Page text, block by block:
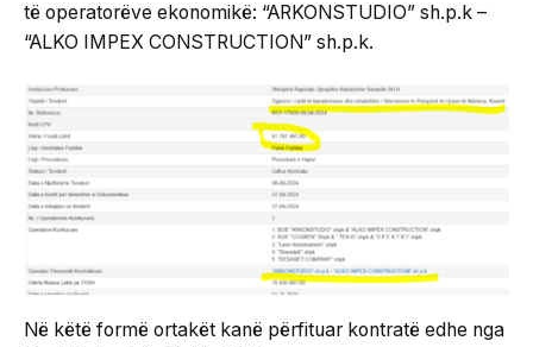
të operatorëve ekonomikë: “ARKONSTUDIO” sh.p.k –
“ALKO IMPEX CONSTRUCTION” sh.p.k.
Në këtë formë ortakët kanë përfituar kontratë edhe nga